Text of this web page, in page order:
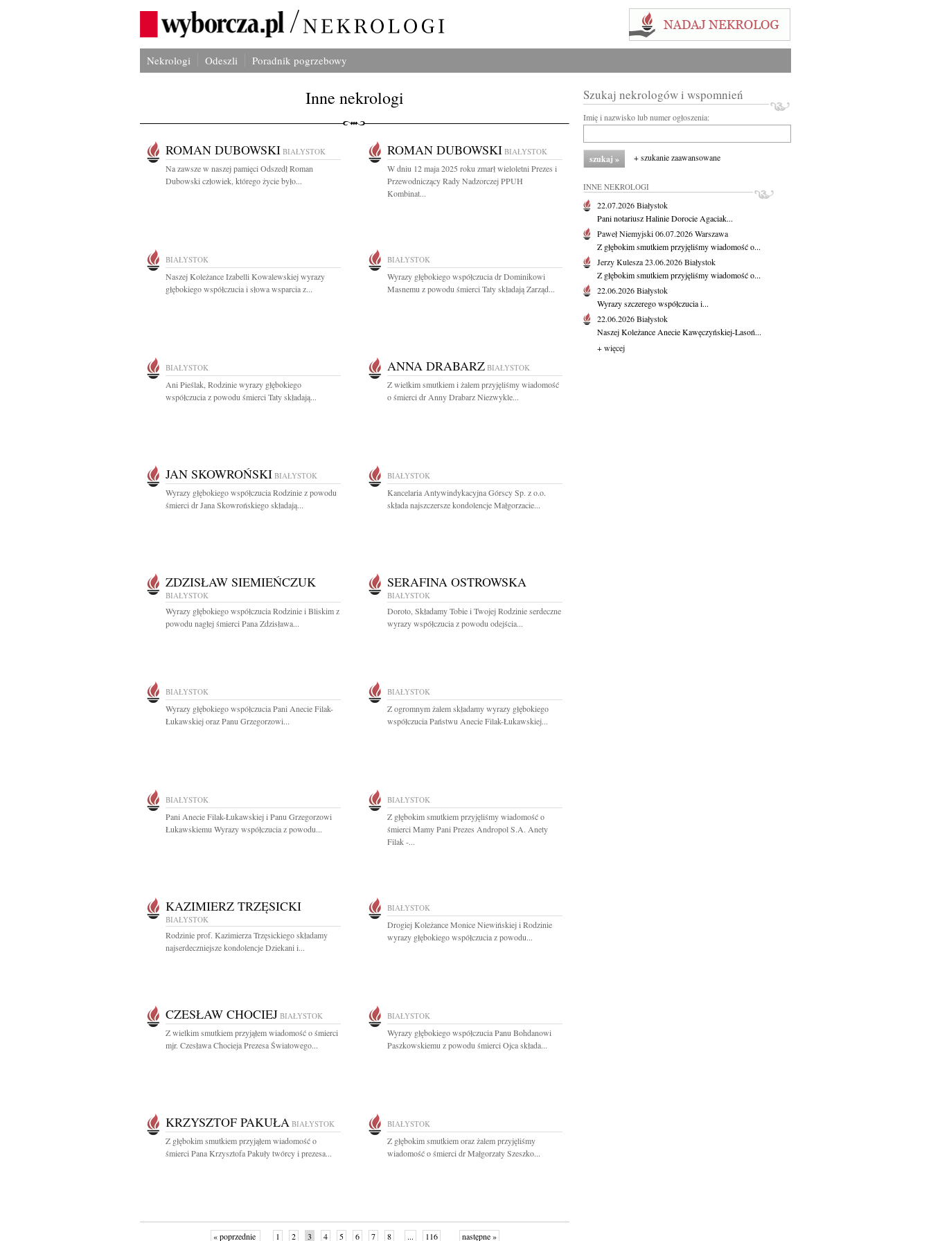
Nekrologi Odeszli Poradnik pogrzebowy
Inne nekrologi
ROMAN DUBOWSKI BIAŁYSTOK
Na zawsze w naszej pamięci Odszedł Roman
Dubowski człowiek, którego życie było...
ROMAN DUBOWSKI BIAŁYSTOK
W dniu 12 maja 2025 roku zmarł wieloletni Prezes i
Przewodniczący Rady Nadzorczej PPUH
Kombinat...
BIAŁYSTOK
Naszej Koleżance Izabelli Kowalewskiej wyrazy
głębokiego współczucia i słowa wsparcia z...
BIAŁYSTOK
Wyrazy głębokiego współczucia dr Dominikowi
Masnemu z powodu śmierci Taty składają Zarząd...
BIAŁYSTOK
Ani Pieślak, Rodzinie wyrazy głębokiego
współczucia z powodu śmierci Taty składają...
ANNA DRABARZ BIAŁYSTOK
Z wielkim smutkiem i żalem przyjęliśmy wiadomość
o śmierci dr Anny Drabarz Niezwykle...
JAN SKOWROŃSKI BIAŁYSTOK
Wyrazy głębokiego współczucia Rodzinie z powodu
śmierci dr Jana Skowrońskiego składają...
BIAŁYSTOK
Kancelaria Antywindykacyjna Górscy Sp. z o.o.
składa najszczersze kondolencje Małgorzacie...
ZDZISŁAW SIEMIEŃCZUK
BIAŁYSTOK
Wyrazy głębokiego współczucia Rodzinie i Bliskim z
powodu nagłej śmierci Pana Zdzisława...
SERAFINA OSTROWSKA
BIAŁYSTOK
Doroto, Składamy Tobie i Twojej Rodzinie serdeczne
wyrazy współczucia z powodu odejścia...
BIAŁYSTOK
Wyrazy głębokiego współczucia Pani Anecie Filak-
Łukawskiej oraz Panu Grzegorzowi...
BIAŁYSTOK
Z ogromnym żalem składamy wyrazy głębokiego
współczucia Państwu Anecie Filak-Łukawskiej...
BIAŁYSTOK
Pani Anecie Filak-Łukawskiej i Panu Grzegorzowi
Łukawskiemu Wyrazy współczucia z powodu...
BIAŁYSTOK
Z głębokim smutkiem przyjęliśmy wiadomość o
śmierci Mamy Pani Prezes Andropol S.A. Anety
Filak -...
KAZIMIERZ TRZĘSICKI
BIAŁYSTOK
Rodzinie prof. Kazimierza Trzęsickiego składamy
najserdeczniejsze kondolencje Dziekani i...
BIAŁYSTOK
Drogiej Koleżance Monice Niewińskiej i Rodzinie
wyrazy głębokiego współczucia z powodu...
CZESŁAW CHOCIEJ BIAŁYSTOK
Z wielkim smutkiem przyjąłem wiadomość o śmierci
mjr. Czesława Chocieja Prezesa Światowego...
BIAŁYSTOK
Wyrazy głębokiego współczucia Panu Bohdanowi
Paszkowskiemu z powodu śmierci Ojca składa...
KRZYSZTOF PAKUŁA BIAŁYSTOK
Z głębokim smutkiem przyjąłem wiadomość o
śmierci Pana Krzysztofa Pakuły twórcy i prezesa...
BIAŁYSTOK
Z głębokim smutkiem oraz żalem przyjęliśmy
wiadomość o śmierci dr Małgorzaty Szeszko...
« poprzednie 1 2 3 4 5 6 7 8 ... 116 następne »
Szukaj nekrologów i wspomnień
Imię i nazwisko lub numer ogłoszenia:
+ szukanie zaawansowane
INNE NEKROLOGI
22.07.2026Białystok
Pani notariusz Halinie Dorocie Agaciak...
Paweł Niemyjski06.07.2026Warszawa
Z głębokim smutkiem przyjęliśmy wiadomość o...
Jerzy Kulesza23.06.2026Białystok
Z głębokim smutkiem przyjęliśmy wiadomość o...
22.06.2026Białystok
Wyrazy szczerego współczucia i...
22.06.2026Białystok
Naszej Koleżance Anecie Kawęczyńskiej-Lasoń...
+ więcej